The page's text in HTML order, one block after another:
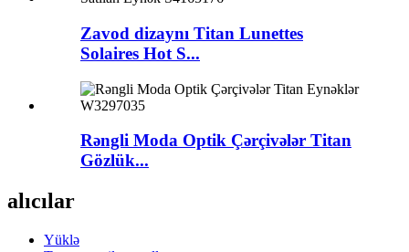
Zavod dizaynı Titan Lunettes
Solaires Hot S...
Rəngli Moda Optik Çərçivələr Titan
Gözlük...
alıcılar
Yüklə